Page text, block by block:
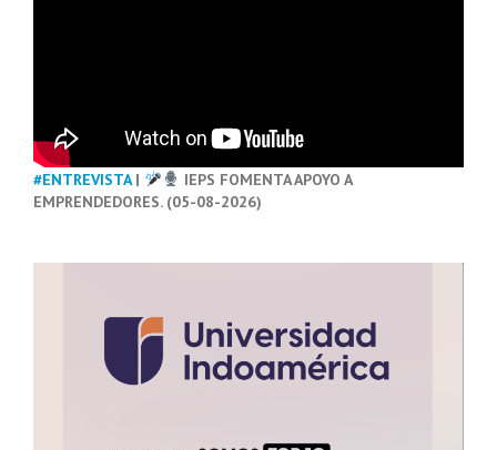
#ENTREVISTA|
IEPS FOMENTA APOYO A
EMPRENDEDORES. (05-08-2026)